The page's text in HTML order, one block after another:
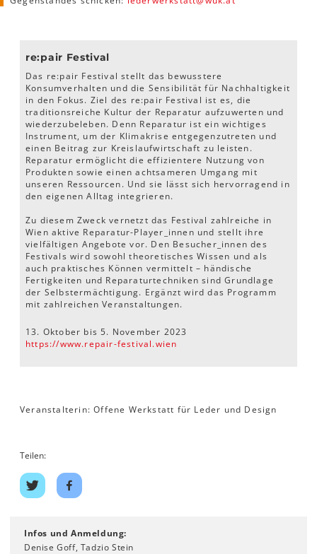
re:pair Festival
Das re:pair Festival stellt das bewusstere
Konsumverhalten und die Sensibilität für Nachhaltigkeit
in den Fokus. Ziel des re:pair Festival ist es, die
traditionsreiche Kultur der Reparatur aufzuwerten und
wiederzubeleben. Denn Reparatur ist ein wichtiges
Instrument, um der Klimakrise entgegenzutreten und
einen Beitrag zur Kreislaufwirtschaft zu leisten.
Reparatur ermöglicht die effizientere Nutzung von
Produkten sowie einen achtsameren Umgang mit
unseren Ressourcen. Und sie lässt sich hervorragend in
den eigenen Alltag integrieren.
Zu diesem Zweck vernetzt das Festival zahlreiche in
Wien aktive Reparatur-Player_innen und stellt ihre
vielfältigen Angebote vor. Den Besucher_innen des
Festivals wird sowohl theoretisches Wissen und als
auch praktisches Können vermittelt – händische
Fertigkeiten und Reparaturtechniken sind Grundlage
der Selbstermächtigung. Ergänzt wird das Programm
mit zahlreichen Veranstaltungen.
13. Oktober bis 5. November 2023
https://www.repair-festival.wien
Veranstalterin: Offene Werkstatt für Leder und Design
Teilen:
Auf
Twitter
Auf
Facebook
Infos und Anmeldung:
Denise Goff, Tadzio Stein